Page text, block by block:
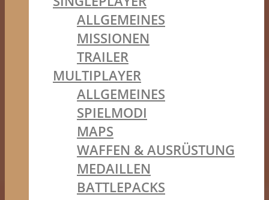
ALLGEMEINES
MISSIONEN
TRAILER
MULTIPLAYER
ALLGEMEINES
SPIELMODI
MAPS
WAFFEN & AUSRÜSTUNG
MEDAILLEN
BATTLEPACKS